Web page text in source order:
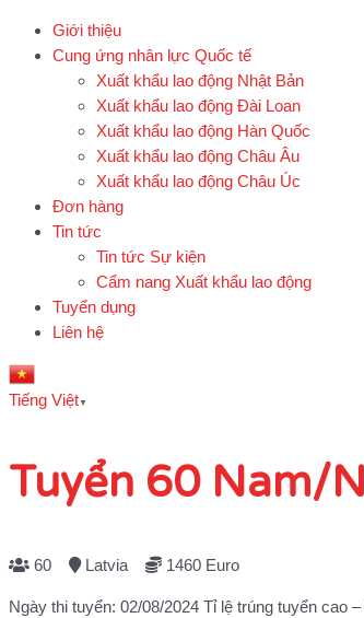
Giới thiệu
Cung ứng nhân lực Quốc tế
Xuất khẩu lao động Nhật Bản
Xuất khẩu lao động Đài Loan
Xuất khẩu lao động Hàn Quốc
Xuất khẩu lao động Châu Âu
Xuất khẩu lao động Châu Úc
Đơn hàng
Tin tức
Tin tức Sự kiện
Cẩm nang Xuất khẩu lao động
Tuyển dụng
Liên hệ
Tiếng Việt ▼
Tuyển 60 Nam/
60 Latvia 1460 Euro
Ngày thi tuyển: 02/08/2024 Tỉ lệ trúng tuyển cao